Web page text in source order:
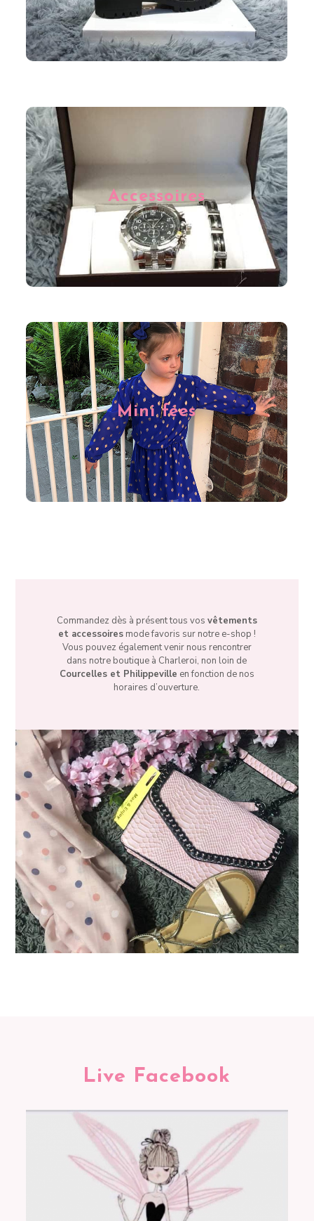
Accessoires
Agrémentez votre tenue avec quelques accessoires très
féminins comme un foulard, un bijou ou encore un
bonnet, en période hivernale. Nous mettons à votre
disposition une vaste gamme d’accessoires de qualité à
petits prix afin que vous puissiez en profiter au gré de
vos envies.
Mini fées
Les petites filles ne sont pas en reste chez Fée des
Foliess à Charleroi. Nous leur proposons de nombreux
vêtements tendances, de qualité et très girly pour toutes
les occasions. Que vous recherchiez une tenue pour la
rentrée des classes ou une jolie robe pour un mariage,
découvrez notre sélection pour les petites filles via notre
e-shop !
Commandez dès à présent tous vos vêtements
et accessoiresmode favoris sur notre e-shop !
Vous pouvez également venir nous rencontrer
dans notre boutique à Charleroi, non loin de
Courcelles et Philippeville en fonction de nos
horaires d’ouverture.
Live Facebook